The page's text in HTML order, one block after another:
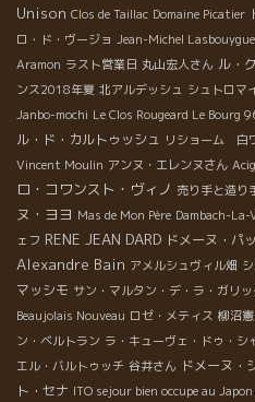
Unison Clos de Taillac Domaine Picatier
ロ・ド・ヴージョ Jean-Michel
Aramon ラスト営業日 丸山宏人さん ル・
ンス2018年夏 北アルデッシュ シュトロマ
Janbo-mochi Le Clos Rougeard Le Bourg
ル・ド・カルトゥッシュ リショーム 白
Vincent Moulin アンヌ・エレンヌさん
ロ・コワンスト・ヴィノ 売り手と造り
ヌ・ヨヨ Mas de Mon Père Dambach-La-
ェフ RENE JEAN DARD ドメーヌ・パ
Alexandre Bain アメルシュヴィル畑
マッシモ サン・マルタン・デ・ラ・ガリ
Beaujolais Nouveau ロゼ・メティス 柳沼
ン・ベルトラン ラ・キューヴェ・ドゥ・シ
エル・バルトゥッチ 谷井さん ドメーヌ・
ト・セナ ITO sejour bien occupe au Japon